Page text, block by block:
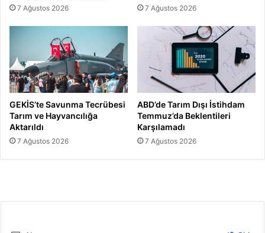
7 Ağustos 2026 7 Ağustos 2026
GEKİS’te Savunma Tecrübesi
Tarım ve Hayvancılığa
Aktarıldı
7 Ağustos 2026
ABD’de Tarım Dışı İstihdam
Temmuz’da Beklentileri
Karşılamadı
7 Ağustos 2026